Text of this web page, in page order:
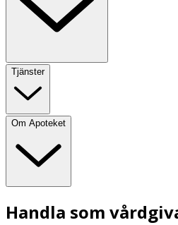
Tjänster
Om Apoteket
Handla som